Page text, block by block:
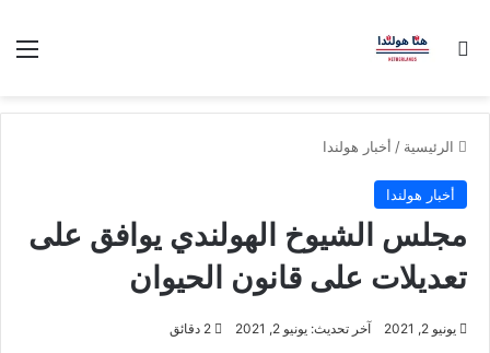
بحث عن
الرئيسية / أخبار هولندا
أخبار هولندا
مجلس الشيوخ الهولندي يوافق على
تعديلات على قانون الحيوان
يونيو 2, 2021 آخر تحديث: يونيو 2, 2021